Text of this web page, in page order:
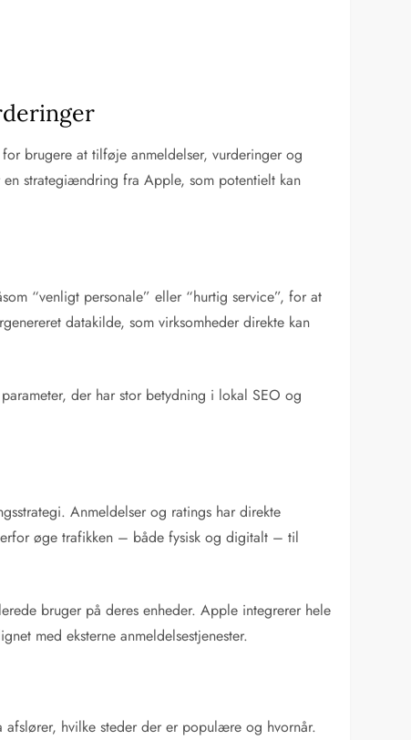
brugere at tilføje anmeldelser, vurderinger og
strategiændring fra Apple, som potentielt kan
“venligt personale” eller “hurtig service”, for at
datakilde, som virksomheder direkte kan
der har stor betydning i lokal SEO og
Anmeldelser og ratings har direkte
øge trafikken – både fysisk og digitalt – til
bruger på deres enheder. Apple integrerer hele
med eksterne anmeldelsestjenester.
hvilke steder der er populære og hvornår.